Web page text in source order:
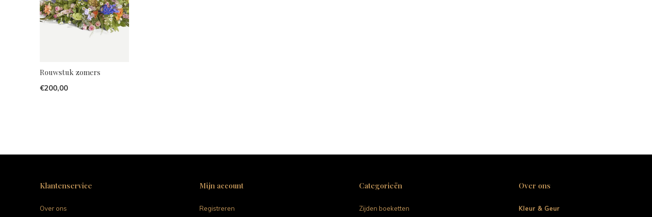
Rouwstuk zomers
€200,00
Klantenservice
Over ons
Mijn account
Registreren
Categorieën
Zijden boeketten
Over ons
Kleur & Geur